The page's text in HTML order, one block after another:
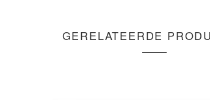
GERELATEERDE